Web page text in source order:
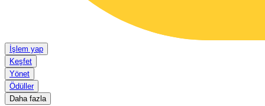
İşlem yap
Keşfet
Yönet
Ödüller
Daha fazla